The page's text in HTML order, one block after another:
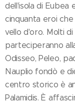
dell'isola di Eubea
cinquanta eroi che
vello d'oro. Molti
parteciperanno
Odisseo, Peleo,
Nauplio fondò e
centro storico è
Palamidis. È